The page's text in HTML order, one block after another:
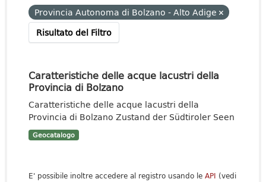
Provincia Autonoma di Bolzano - Alto Adige
Risultato del Filtro
Caratteristiche delle acque lacustri della
Provincia di Bolzano
Caratteristiche delle acque lacustri della
Provincia di Bolzano Zustand der Südtiroler Seen
Geocatalogo
E' possibile inoltre accedere al registro usando le API (vedi